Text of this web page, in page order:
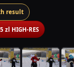
result
HIGH-RES